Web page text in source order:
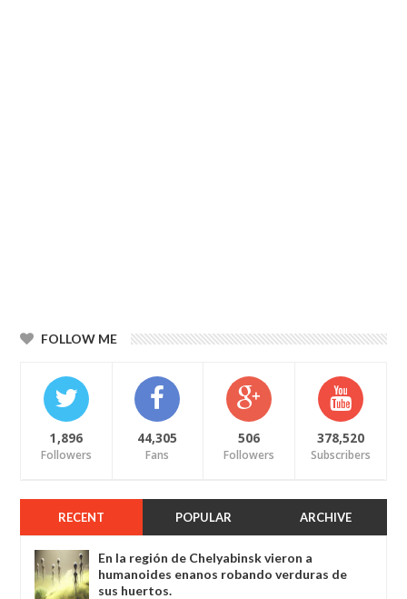
FOLLOW ME
1,896
Followers
44,305
Fans
506
Followers
378,520
Subscribers
RECENT POPULAR ARCHIVE
En la región de Chelyabinsk vieron a
humanoides enanos robando verduras de
sus huertos.